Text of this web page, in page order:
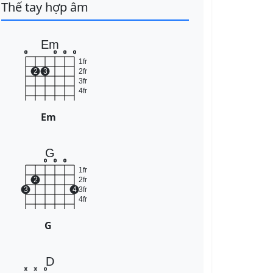
Thế tay hợp âm
Em
1fr
2fr
3fr
4fr
o
2 3
o o o
Em
G
1fr
2fr
3fr
4fr
3
2
o o o
4
G
D
x x o